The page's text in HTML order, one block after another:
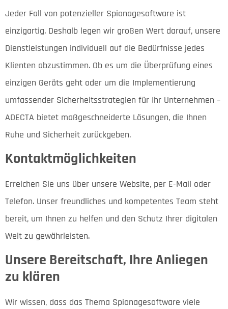
Jeder Fall von potenzieller Spionagesoftware ist
einzigartig. Deshalb legen wir großen Wert darauf, unsere
Dienstleistungen individuell auf die Bedürfnisse jedes
Klienten abzustimmen. Ob es um die Überprüfung eines
einzigen Geräts geht oder um die Implementierung
umfassender Sicherheitsstrategien für Ihr Unternehmen –
ADECTA bietet maßgeschneiderte Lösungen, die Ihnen
Ruhe und Sicherheit zurückgeben.
Kontaktmöglichkeiten
Erreichen Sie uns über unsere Website, per E-Mail oder
Telefon. Unser freundliches und kompetentes Team steht
bereit, um Ihnen zu helfen und den Schutz Ihrer digitalen
Welt zu gewährleisten.
Unsere Bereitschaft, Ihre Anliegen
zu klären
Wir wissen, dass das Thema Spionagesoftware viele